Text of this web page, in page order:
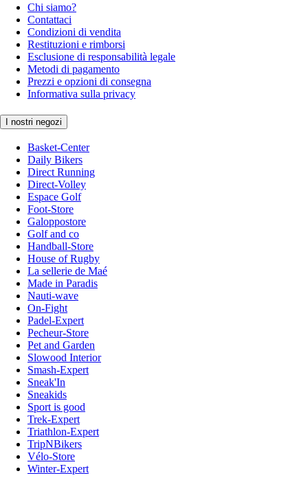
Chi siamo?
Contattaci
Condizioni di vendita
Restituzioni e rimborsi
Esclusione di responsabilità legale
Metodi di pagamento
Prezzi e opzioni di consegna
Informativa sulla privacy
I nostri negozi
Basket-Center
Daily Bikers
Direct Running
Direct-Volley
Espace Golf
Foot-Store
Galoppostore
Golf and co
Handball-Store
House of Rugby
La sellerie de Maé
Made in Paradis
Nauti-wave
On-Fight
Padel-Expert
Pecheur-Store
Pet and Garden
Slowood Interior
Smash-Expert
Sneak'In
Sneakids
Sport is good
Trek-Expert
Triathlon-Expert
TripNBikers
Vélo-Store
Winter-Expert